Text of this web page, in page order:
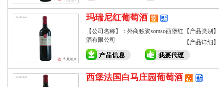
玛瑞尼红葡萄酒
【公司名称】：外商独资somso西堡红
酒有限公司
【产品类别
【产品详细
西堡法国白马庄园葡萄酒